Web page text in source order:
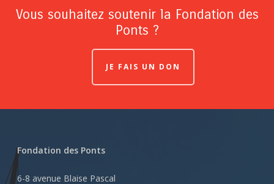
Vous souhaitez soutenir la Fondation des
Ponts ?
JE FAIS UN DON
Fondation des Ponts
6-8 avenue Blaise Pascal